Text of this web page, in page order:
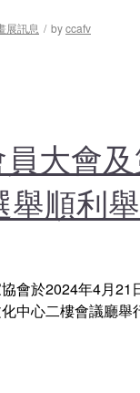
展訊息 / byccafv
員大會
舉順利
會於2024年4月21
中心二樓會議廳舉